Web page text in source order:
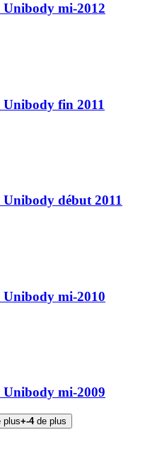
mi-2012
fin 2011
début 2011
mi-2010
mi-2009
plus+-4de plus